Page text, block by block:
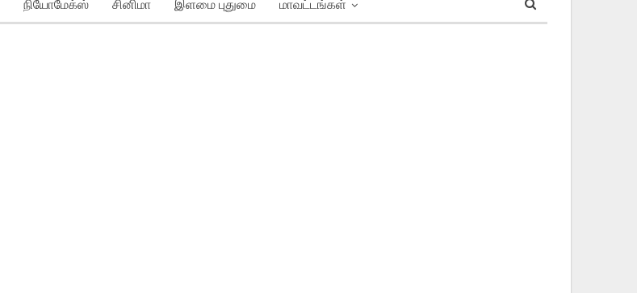
நியோமேக்ஸ் சினிமா இளமை புதுமை மாவட்டங்கள்